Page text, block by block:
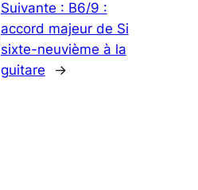
Suivante : B6/9 :
accord majeur de Si
sixte-neuvième à la
guitare
→